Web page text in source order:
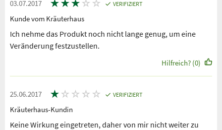
03.07.2017 ★★★ ☆ ☆ VERIFIZIERT
Kunde vom Kräuterhaus
Ich nehme das Produkt noch nicht lange genug, um eine
Veränderung festzustellen.
Hilfreich? (0)
25.06.2017 ★ ☆ ☆ ☆ ☆ VERIFIZIERT
Kräuterhaus-Kundin
Keine Wirkung eingetreten, daher von mir nicht weiter zu